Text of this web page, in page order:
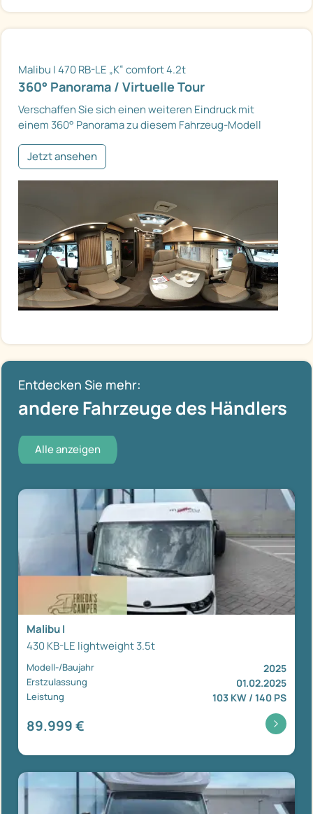
Malibu I 470 RB-LE „K“ comfort 4.2t
360° Panorama / Virtuelle Tour
Verschaffen Sie sich einen weiteren Eindruck mit
einem 360° Panorama zu diesem Fahrzeug-Modell
Jetzt ansehen
Entdecken Sie mehr:
andere Fahrzeuge des Händlers
Alle anzeigen
Malibu I
430 KB-LE lightweight 3.5t
Modell-/Baujahr 2025
Erstzulassung 01.02.2025
Leistung 103 KW / 140 PS
89.999 €